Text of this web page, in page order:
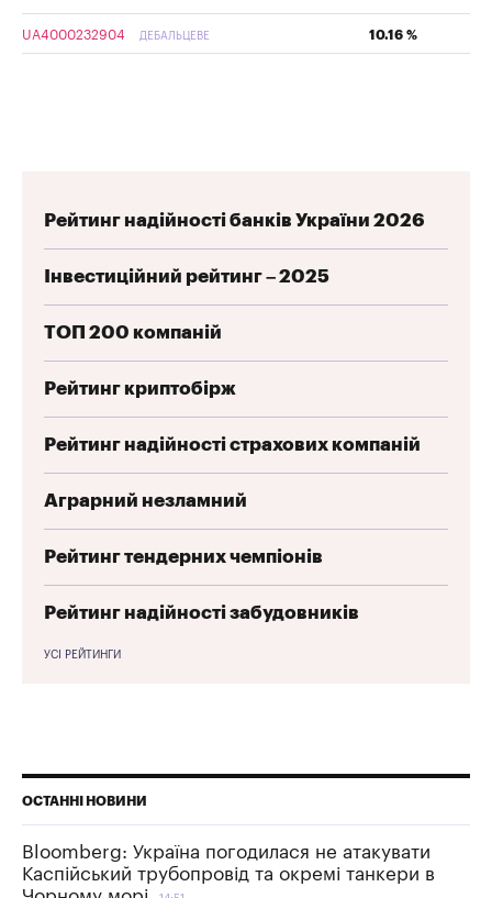
UA4000232904 ДЕБАЛЬЦЕВЕ 10.16 %
Рейтинг надійності банків України 2026
Інвестиційний рейтинг – 2025
ТОП 200 компаній
Рейтинг криптобірж
Рейтинг надійності страхових компаній
Аграрний незламний
Рейтинг тендерних чемпіонів
Рейтинг надійності забудовників
УСІ РЕЙТИНГИ
ОСТАННІ НОВИНИ
Bloomberg: Україна погодилася не атакувати
Каспійський трубопровід та окремі танкери в